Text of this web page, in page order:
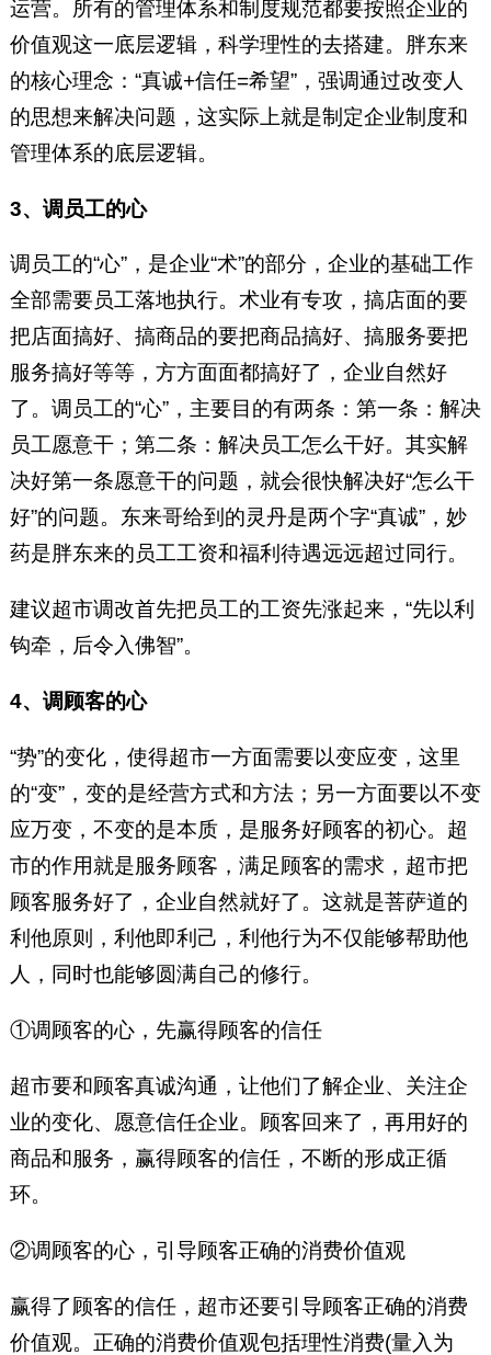
运营。所有的管理体系和制度规范都要按照企业的
价值观这一底层逻辑，科学理性的去搭建。胖东来
的核心理念：“真诚+信任=希望”，强调通过改变人
的思想来解决问题，这实际上就是制定企业制度和
管理体系的底层逻辑。
3、调员工的心
调员工的“心”，是企业“术”的部分，企业的基础工作
全部需要员工落地执行。术业有专攻，搞店面的要
把店面搞好、搞商品的要把商品搞好、搞服务要把
服务搞好等等，方方面面都搞好了，企业自然好
了。调员工的“心”，主要目的有两条：第一条：解决
员工愿意干；第二条：解决员工怎么干好。其实解
决好第一条愿意干的问题，就会很快解决好“怎么干
好”的问题。东来哥给到的灵丹是两个字“真诚”，妙
药是胖东来的员工工资和福利待遇远远超过同行。
建议超市调改首先把员工的工资先涨起来，“先以利
钩牵，后令入佛智”。
4、调顾客的心
“势”的变化，使得超市一方面需要以变应变，这里
的“变”，变的是经营方式和方法；另一方面要以不变
应万变，不变的是本质，是服务好顾客的初心。超
市的作用就是服务顾客，满足顾客的需求，超市把
顾客服务好了，企业自然就好了。这就是菩萨道的
利他原则，利他即利己，利他行为不仅能够帮助他
人，同时也能够圆满自己的修行。
①调顾客的心，先赢得顾客的信任
超市要和顾客真诚沟通，让他们了解企业、关注企
业的变化、愿意信任企业。顾客回来了，再用好的
商品和服务，赢得顾客的信任，不断的形成正循
环。
②调顾客的心，引导顾客正确的消费价值观
赢得了顾客的信任，超市还要引导顾客正确的消费
价值观。正确的消费价值观包括理性消费(量入为